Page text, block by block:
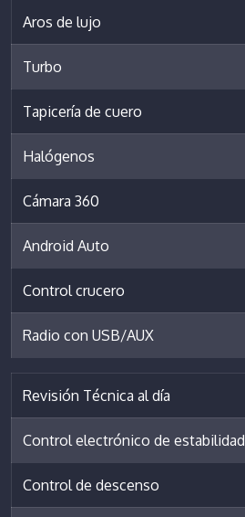
Aros de lujo
Turbo
Tapicería de cuero
Halógenos
Cámara 360
Android Auto
Control crucero
Radio con USB/AUX
Revisión Técnica al día
Control electrónico de estabilidad
Control de descenso